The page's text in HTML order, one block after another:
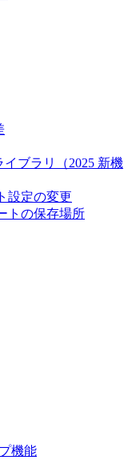
ブラリ（2025 新機
設定の変更
トの保存場所
機能